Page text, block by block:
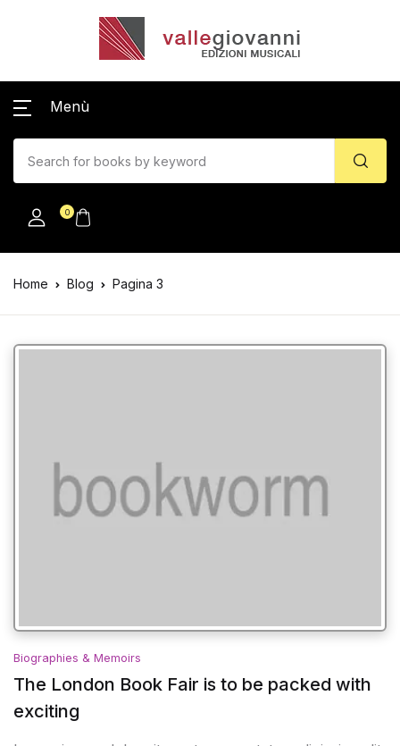
Menù
0
Home Blog Pagina 3
Biographies & Memoirs
The London Book Fair is to be packed with
exciting